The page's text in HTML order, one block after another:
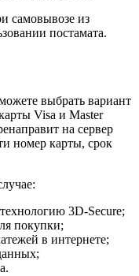
самовывозе из
постамата.
выбрать вариант
Visa и Master
на сервер
номер карты, срок
3D-Secure;
покупки;
в интернете;